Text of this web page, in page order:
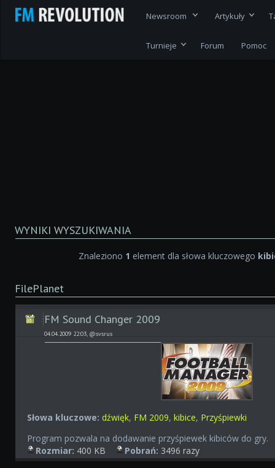
Newsroom Artykuły
Turnieje Forum Pomoc
WYNIKI WYSZUKIWANIA
Znaleziono 1 element dla słowa kluczowego
FilePlanet
FM Sound Changer 2009
04.04.2009 22:03, @svsrus
Słowa kluczowe: dźwięk, FM 2009,kibice, Przyśpiewki
Program pozwala na dodawanie przyśpiewek kibiców do gry.
Rozmiar: 400 KB Pobrań: 3496 razy